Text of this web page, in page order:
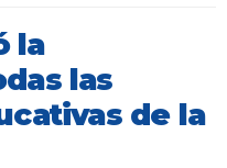
la
las
de la